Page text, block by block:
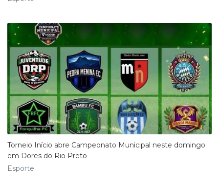
Torneio Início abre Campeonato Municipal neste domingo
em Dores do Rio Preto
Esporte